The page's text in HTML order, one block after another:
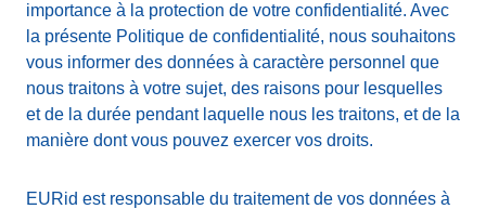
importance à la protection de votre confidentialité. Avec
la présente Politique de confidentialité, nous souhaitons
vous informer des données à caractère personnel que
nous traitons à votre sujet, des raisons pour lesquelles
et de la durée pendant laquelle nous les traitons, et de la
manière dont vous pouvez exercer vos droits.
EURid est responsable du traitement de vos données à